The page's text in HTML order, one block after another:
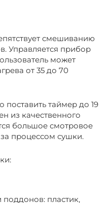
смешиванию
Управляется прибор
может
от 35 до 70
таймер до 19
из качественного
большое смотровое
процессом сушки.
пластик,